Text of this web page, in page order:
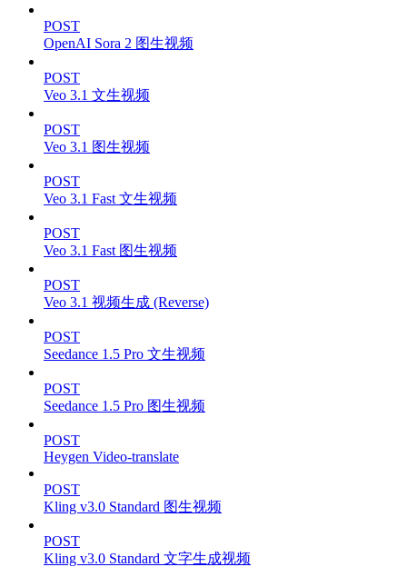
POST
OpenAI Sora 2 图生视频
POST
Veo 3.1 文生视频
POST
Veo 3.1 图生视频
POST
Veo 3.1 Fast 文生视频
POST
Veo 3.1 Fast 图生视频
POST
Veo 3.1 视频生成 (Reverse)
POST
Seedance 1.5 Pro 文生视频
POST
Seedance 1.5 Pro 图生视频
POST
Heygen Video-translate
POST
Kling v3.0 Standard 图生视频
POST
Kling v3.0 Standard 文字生成视频